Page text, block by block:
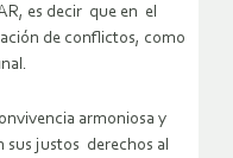
es decir que en el
de conflictos, como
armoniosa y
sus justos derechos al